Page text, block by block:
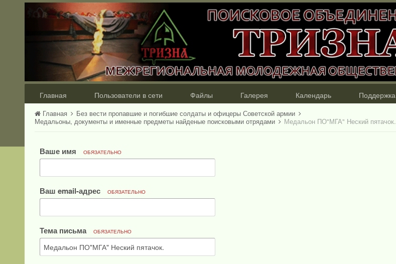
Главная Пользователи в сети Файлы Галерея Календарь Поддержка
Главная
Без вести пропавшие и погибшие солдаты и офицеры Советской армии
Медальоны, документы и именные предметы найденые поисковыми отрядами
Медальон ПО"МГА" Неский пятачок.
Ваше имя ОБЯЗАТЕЛЬНО
Ваш email-адрес ОБЯЗАТЕЛЬНО
Тема письма ОБЯЗАТЕЛЬНО